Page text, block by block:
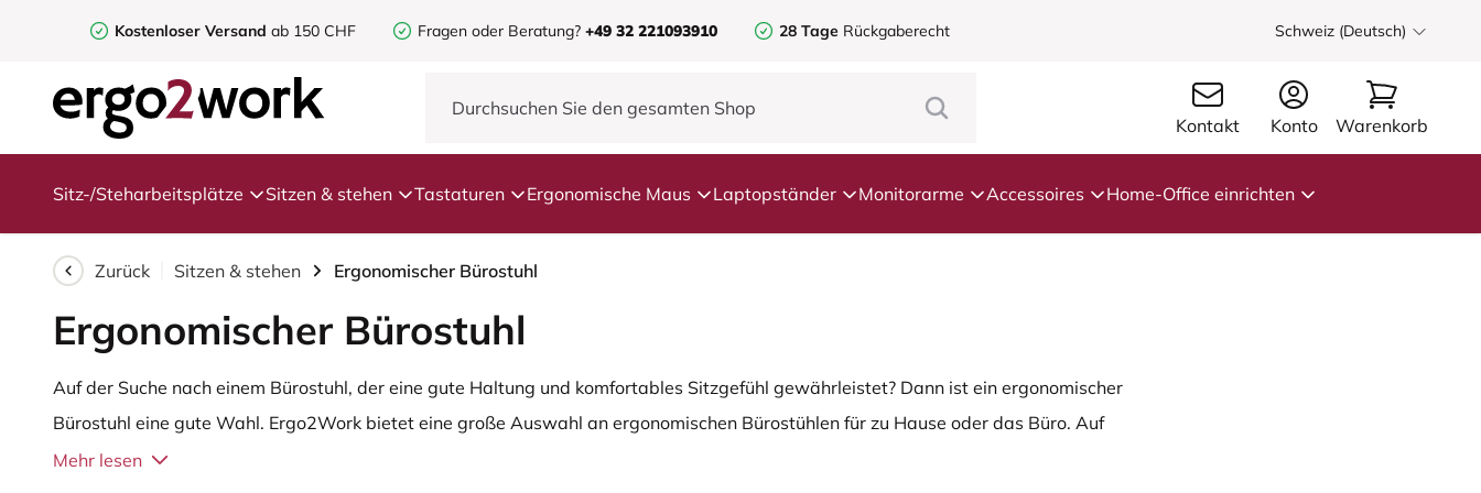
Kostenloser Versand ab 150 CHF Fragen oder Beratung? +49 32 221093910 28 Tage Rückgaberecht Schweiz (Deutsch)
Kontakt Konto Warenkorb
Sitz-/Steharbeitsplätze Sitzen & stehen Tastaturen Ergonomische Maus Laptopständer Monitorarme Accessoires Home-Office einrichten
Zurück Sitzen & stehen Ergonomischer Bürostuhl
Ergonomischer Bürostuhl
Auf der Suche nach einem Bürostuhl, der eine gute Haltung und komfortables Sitzgefühl gewährleistet? Dann ist ein ergonomischer
Bürostuhl eine gute Wahl. Ergo2Work bietet eine große Auswahl an ergonomischen Bürostühlen für zu Hause oder das Büro. Auf
dieser Seite werden wir die Vorteile von ergonomischen Bürostühlen besprechen und einige Tipps geben, worauf Sie bei der Auswahl
Mehr lesen